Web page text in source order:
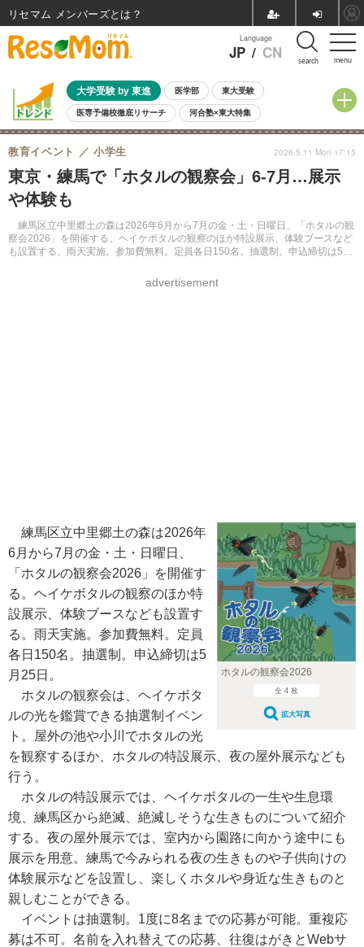
menu
Language
JP / CN search
大学受験 by 東進 医学部 東大受験
医専予備校徹底リサーチ 河合塾×東大特集
親子で考える大学選び 高校受験 中学受験 小学校受験
共通テスト 夏休み
8月開催イベント・WS 全国公立高校 過去問 人気記事
自由研究教材（小学生向け）
東京・練馬で「ホタルの観察会」6-7月…展示
や体験も
練馬区立中里郷土の森は2026年6月から7月の金・土・日曜日、「ホタルの観
察会2026」を開催する。ヘイケボタルの観察のほか特設展示、体験ブースなど
も設置する。雨天実施。参加費無料。定員各日150名。抽選制。申込締切は5月
教育イベント 小学生
advertisement
2026.5.11 Mon 17:15
ホタルの観察会2026
全 4 枚
拡大写真
練馬区立中里郷土の森は2026年
6月から7月の金・土・日曜日、
「ホタルの観察会2026」を開催す
る。ヘイケボタルの観察のほか特
設展示、体験ブースなども設置す
る。雨天実施。参加費無料。定員
各日150名。抽選制。申込締切は5
月25日。
ホタルの観察会は、ヘイケボタ
ルの光を鑑賞できる抽選制イベン
ト。屋外の池や小川でホタルの光
を観察するほか、ホタルの特設展示、夜の屋外展示なども
行う。
ホタルの特設展示では、ヘイケボタルの一生や生息環
境、練馬区から絶滅、絶滅しそうな生きものについて紹介
する。夜の屋外展示では、室内から園路に向かう途中にも
展示を用意。練馬で今みられる夜の生きものや子供向けの
体験展示などを設置し、楽しくホタルや身近な生きものと
親しむことができる。
イベントは抽選制。1度に8名までの応募が可能。重複応
募は不可。名前を入れ替えての応募、往復はがきとWebサ
リセマム メンバーズ